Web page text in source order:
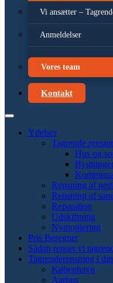
Vi ansætter –
Anmeldelser
Vores team
Kontakt
Ydelser
Tagrende
Hus og
Rensning af
Rensning af
Reparation
Udskiftning
Nymontering
Pris Beregner
Sådan renser vi
Tagrenderensning i
København
Aarhus